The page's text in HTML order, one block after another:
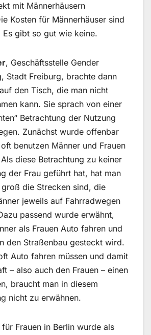
mit Männerhäusern
Kosten für Männerhäuser sind
Es gibt so gut wie keine.
, Geschäftsstelle Gender
Stadt Freiburg, brachte dann
den Tisch, die man nicht
kann. Sie sprach von einer
Betrachtung der Nutzung
Zunächst wurde offenbar
benutzen Männer und Frauen
diese Betrachtung zu keiner
der Frau geführt hat, hat man
die Strecken sind, die
jeweils auf Fahrradwegen
passend wurde erwähnt,
als Frauen Auto fahren und
den Straßenbau gesteckt wird.
Auto fahren müssen und damit
– also auch den Frauen – einen
braucht man in diesem
nicht zu erwähnen.
Frauen in Berlin wurde als